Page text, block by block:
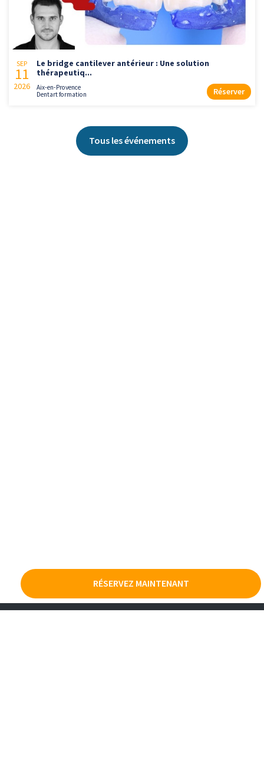
RÉSERVEZ MAINTENANT
SEP
11
2026
Le bridge cantilever antérieur : Une solution
thérapeutiq...
Aix-en-Provence
Dentart formation
Réserver
Tous les événements